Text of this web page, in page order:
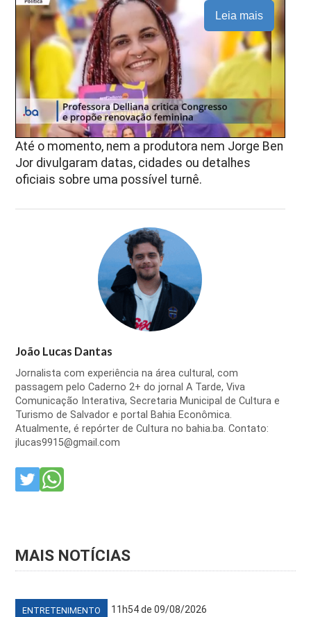
Leia mais
Até o momento, nem a produtora nem Jorge Ben
Jor divulgaram datas, cidades ou detalhes
oficiais sobre uma possível turnê.
João Lucas Dantas
Jornalista com experiência na área cultural, com
passagem pelo Caderno 2+ do jornal A Tarde, Viva
Comunicação Interativa, Secretaria Municipal de Cultura e
Turismo de Salvador e portal Bahia Econômica.
Atualmente, é repórter de Cultura no bahia.ba. Contato:
jlucas9915@gmail.com
MAIS NOTÍCIAS
ENTRETENIMENTO 11h54 de 09/08/2026